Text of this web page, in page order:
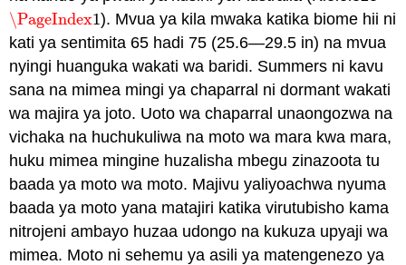
\PageIndex1
\PageIndex1). Mvua ya kila mwaka katika biome hii ni
kati ya sentimita 65 hadi 75 (25.6—29.5 in) na mvua
nyingi huanguka wakati wa baridi. Summers ni kavu
sana na mimea mingi ya chaparral ni dormant wakati
wa majira ya joto. Uoto wa chaparral unaongozwa na
vichaka na huchukuliwa na moto wa mara kwa mara,
huku mimea mingine huzalisha mbegu zinazoota tu
baada ya moto wa moto. Majivu yaliyoachwa nyuma
baada ya moto yana matajiri katika virutubisho kama
nitrojeni ambayo huzaa udongo na kukuza upyaji wa
mimea. Moto ni sehemu ya asili ya matengenezo ya